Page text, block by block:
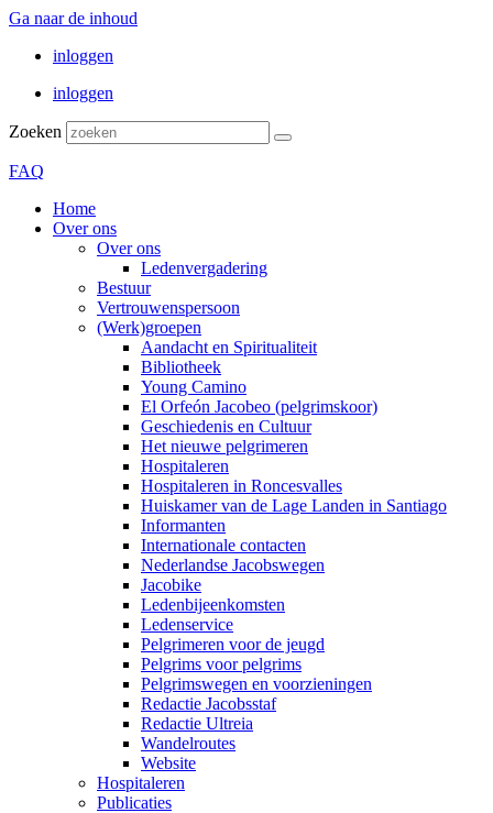
Ga naar de inhoud
inloggen
inloggen
Zoeken
FAQ
Home
Over ons
Over ons
Ledenvergadering
Bestuur
Vertrouwenspersoon
(Werk)groepen
Aandacht en Spiritualiteit
Bibliotheek
Young Camino
El Orfeón Jacobeo (pelgrimskoor)
Geschiedenis en Cultuur
Het nieuwe pelgrimeren
Hospitaleren
Hospitaleren in Roncesvalles
Huiskamer van de Lage Landen in Santiago
Informanten
Internationale contacten
Nederlandse Jacobswegen
Jacobike
Ledenbijeenkomsten
Ledenservice
Pelgrimeren voor de jeugd
Pelgrims voor pelgrims
Pelgrimswegen en voorzieningen
Redactie Jacobsstaf
Redactie Ultreia
Wandelroutes
Website
Hospitaleren
Publicaties